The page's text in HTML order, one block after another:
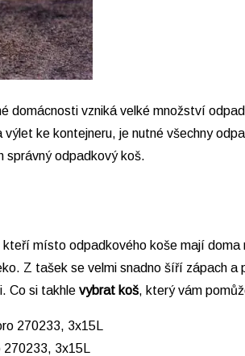
domácnosti vzniká velké množství
ke kontejneru, je nutné všechny
odpadkový koš.
kteří místo odpadkového koše mají
Z tašek se velmi snadno šíří zápach
Co si takhle vybrat koš, který vám
270233, 3x15L